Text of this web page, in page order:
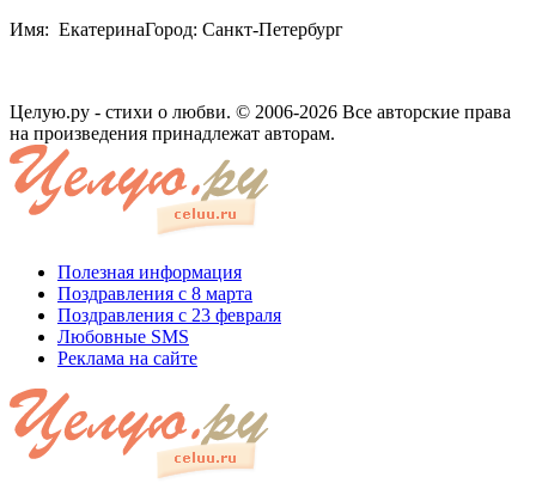
Имя: ЕкатеринаГород: Санкт-Петербург
Целую.ру - стихи о любви. © 2006-2026 Все авторские права
на произведения принадлежат авторам.
Полезная информация
Поздравления с 8 марта
Поздравления с 23 февраля
Любовные SMS
Реклама на сайте